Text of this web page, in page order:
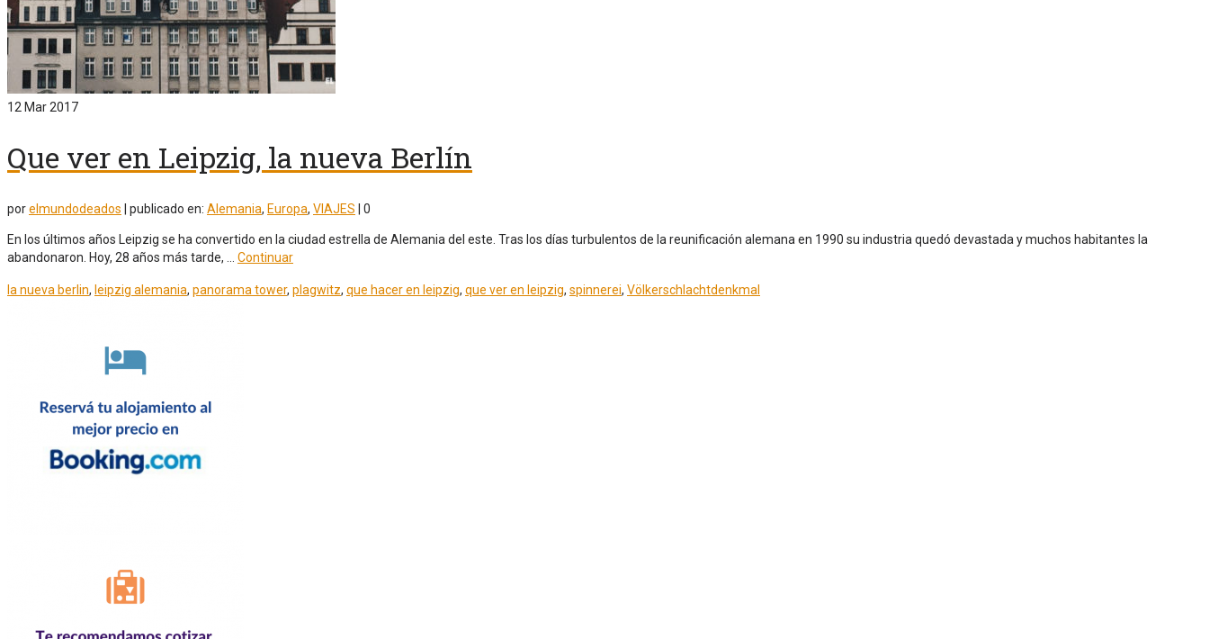
12 Mar 2017
Que ver en Leipzig, la nueva Berlín
porelmundodeados publicado en: Alemania, Europa, VIAJES 0
En los últimos años Leipzig se ha convertido en la ciudad estrella de Alemania del este. Tras los días turbulentos de la reunificación alemana en 1990 su industria quedó devastada y muchos habitantes la
abandonaron. Hoy, 28 años más tarde, … Continuar
la nueva berlin, leipzig alemania, panorama tower, plagwitz, que hacer en leipzig, que ver en leipzig, spinnerei, Völkerschlachtdenkmal